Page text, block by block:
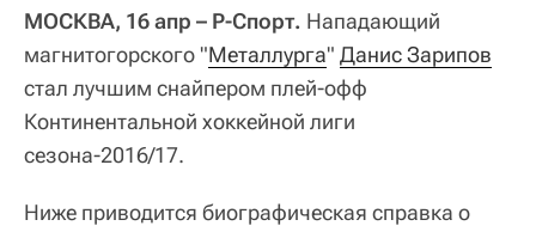
МОСКВА, 16 апр – Р-Спорт. Нападающий
магнитогорского "Металлурга" Данис Зарипов
стал лучшим снайпером плей-офф
Континентальной хоккейной лиги
сезона-2016/17.
Ниже приводится биографическая справка о